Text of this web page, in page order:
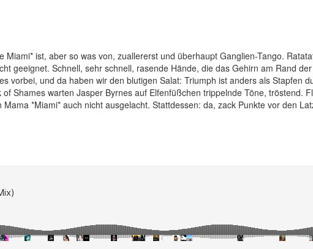
Miami* ist, aber so was von, zuallererst und überhaupt Ganglien-Tango.
geeignet. Schnell, sehr schnell, rasende Hände, die das Gehirn am Rand
vorbei, und da haben wir den blutigen Salat: Triumph ist anders als Stapfen
Shames warten Jasper Byrnes auf Elfenfüßchen trippelnde Töne, tröstend.
*Miami* auch nicht ausgelacht. Stattdessen: da, zack Punkte vor den